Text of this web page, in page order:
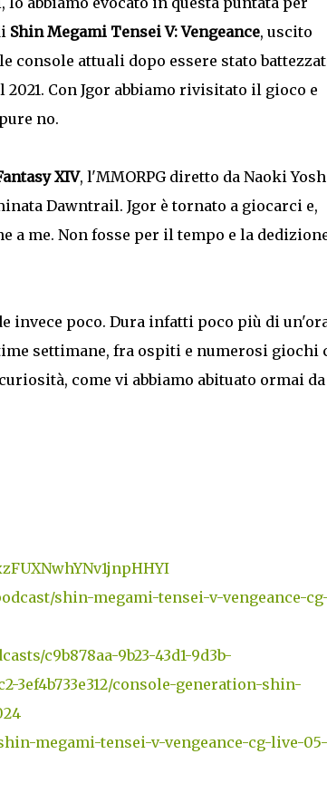
Shin Megami Tensei V: Vengeance, uscito
console attuali dopo essere stato
2021. Con Jgor abbiamo rivisitato il gioco e
no.
XIV, l'MMORPG diretto da Naoki
Dawntrail. Jgor è tornato a giocarci e,
a me. Non fosse per il tempo e la
invece poco. Dura infatti poco più di
settimane, fra ospiti e numerosi giochi
come vi abbiamo abituato ormai da
shin-megami-tensei-v-vengeance-
c9b878aa-9b23-43d1-9d3b-
3ef4b733e312/console-generation-shin-
megami-tensei-v-vengeance-cg-live-